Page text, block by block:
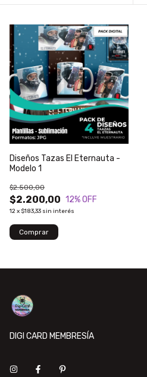
Diseños Tazas El Eternauta -
Modelo 1
$2.200,00
$2.500,00
12% OFF
12x $183,33 sin interés
DIGI CARD MEMBRESÍA